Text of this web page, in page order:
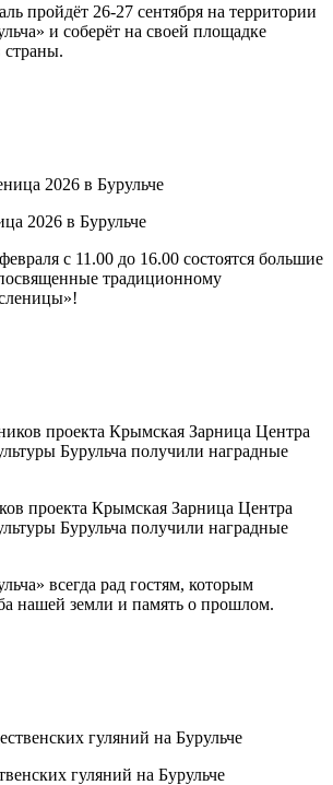
пройдёт 26-27 сентября на территории
и соберёт на своей площадке
страны.
2026 в Бурульче
с 11.00 до 16.00 состоятся большие
традиционному
проекта Крымская Зарница Центра
Бурульча получили наградные
всегда рад гостям, которым
нашей земли и память о прошлом.
гуляний на Бурульче